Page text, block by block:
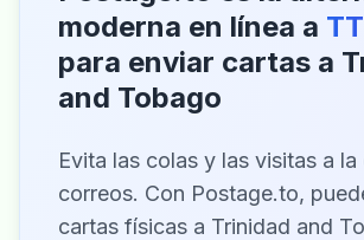
moderna en línea a
para enviar cartas a
and Tobago
Evita las colas y las visitas a
correos. Con Postage.to,
cartas físicas a Trinidad and